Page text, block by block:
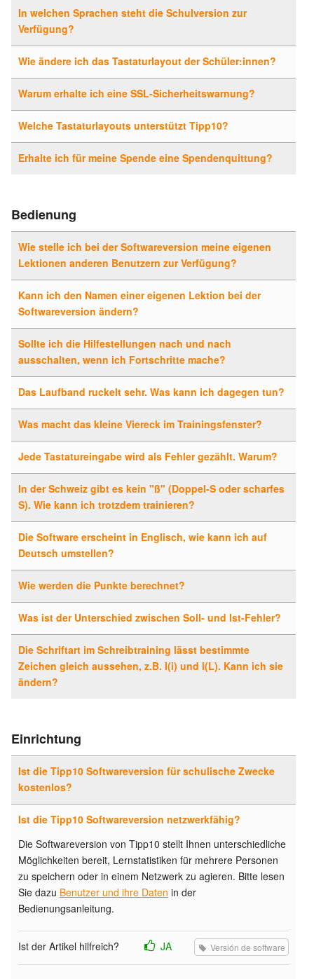
In welchen Sprachen steht die Schulversion zur
Verfügung?
Wie ändere ich das Tastaturlayout der Schüler:innen?
Warum erhalte ich eine SSL-Sicherheitswarnung?
Welche Tastaturlayouts unterstützt Tipp10?
Erhalte ich für meine Spende eine Spendenquittung?
Bedienung
Wie stelle ich bei der Softwareversion meine eigenen
Lektionen anderen Benutzern zur Verfügung?
Kann ich den Namen einer eigenen Lektion bei der
Softwareversion ändern?
Sollte ich die Hilfestellungen nach und nach
ausschalten, wenn ich Fortschritte mache?
Das Laufband ruckelt sehr. Was kann ich dagegen tun?
Was macht das kleine Viereck im Trainingsfenster?
Jede Tastatureingabe wird als Fehler gezählt. Warum?
In der Schweiz gibt es kein "ß" (Doppel-S oder scharfes
S). Wie kann ich trotzdem trainieren?
Die Software erscheint in Englisch, wie kann ich auf
Deutsch umstellen?
Wie werden die Punkte berechnet?
Was ist der Unterschied zwischen Soll- und Ist-Fehler?
Die Schriftart im Schreibtraining lässt bestimmte
Zeichen gleich aussehen, z.B. I(i) und l(L). Kann ich sie
ändern?
Einrichtung
Ist die Tipp10 Softwareversion für schulische Zwecke
kostenlos?
Ist die Tipp10 Softwareversion netzwerkfähig?
Die Softwareversion von Tipp10 stellt Ihnen unterschiedliche
Möglichkeiten bereit, Lernstatistiken für mehrere Personen
zu speichern oder in einem Netzwerk zu agieren. Bitte lesen
Sie dazu Benutzer und ihre Daten in der
Bedienungsanleitung.
Ist der Artikel hilfreich? JA Versión de software